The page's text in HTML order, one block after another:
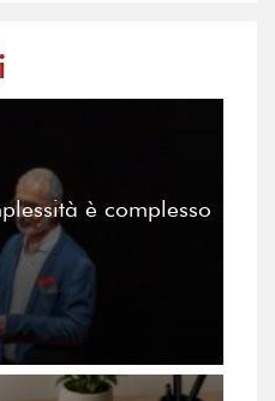
è complesso